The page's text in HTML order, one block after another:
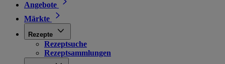
Angebote
Märkte
Rezepte
Rezeptsuche
Rezeptsammlungen